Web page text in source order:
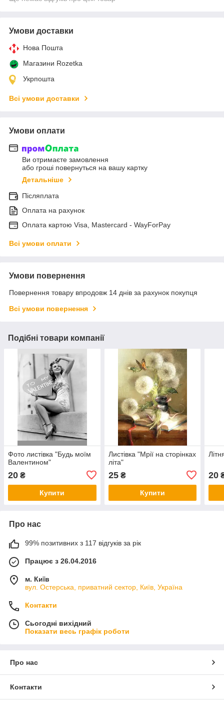
Умови доставки
Нова Пошта
Магазини Rozetka
Укрпошта
Всі умови доставки
Умови оплати
Ви отримаєте замовлення
або гроші повернуться на вашу картку
Детальніше
Післяплата
Оплата на рахунок
Оплата картою Visa, Mastercard - WayForPay
Всі умови оплати
Умови повернення
Повернення товару впродовж 14 днів за рахунок покупця
Всі умови повернення
Подібні товари компанії
Фото листівка "Будь моїм
Валентином"
20 ₴
Купити
Листівка "Мрії на сторінках
літа"
25₴
Купити
20
Про нас
99% позитивних з 117 відгуків за рік
Працює з 26.04.2016
м. Київ
вул. Остерська, приватний сектор, Київ, Україна
Контакти
Сьогодні вихідний
Показати весь графік роботи
Про нас
Контакти